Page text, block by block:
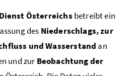
Österreichs betreibt ein
des Niederschlags, zur
und Wasserstand an
und zur Beobachtung der